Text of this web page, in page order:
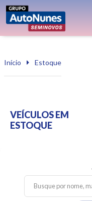
Início Estoque
VEÍCULOS EM
ESTOQUE